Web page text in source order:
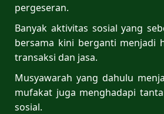
pergeseran.
Banyak aktivitas sosial yang
bersama kini berganti menjadi
transaksi dan jasa.
Musyawarah yang dahulu
mufakat juga menghadapi
sosial.